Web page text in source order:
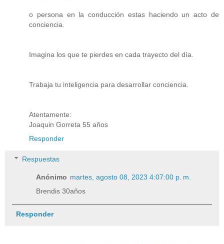
o persona en la conducción estas haciendo un acto de
conciencia.
Imagina los que te pierdes en cada trayecto del día.
Trabaja tu inteligencia para desarrollar conciencia.
Atentamente:
Joaquin Gorreta 55 años
Responder
Respuestas
Anónimo martes, agosto 08, 2023 4:07:00 p. m.
Brendis 30años
Responder